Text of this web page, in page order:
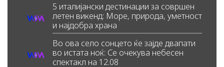
5 италијански дестинации за совршен
летен викенд: Море, природа, уметност
и најдобра храна
Во ова село сонцето ќе зајде двапати
во истата ноќ: Се очекува небесен
спектакл на 12.08